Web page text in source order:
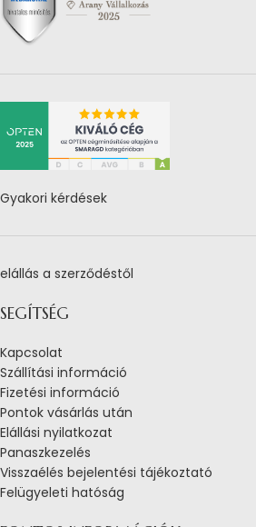
Gyakori kérdések
elállás a szerződéstől
SEGÍTSÉG
Kapcsolat
Szállítási információ
Fizetési információ
Pontok vásárlás után
Elállási nyilatkozat
Panaszkezelés
Visszaélés bejelentési tájékoztató
Felügyeleti hatóság